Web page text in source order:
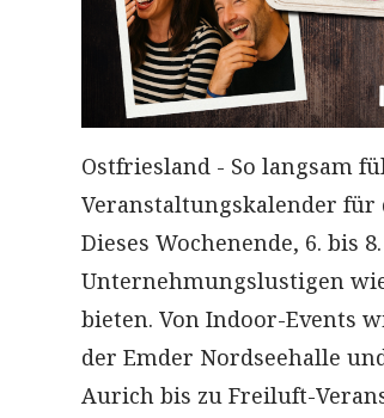
Ostfriesland - So langsam
Veranstaltungskalender für
Dieses Wochenende, 6. bis
Unternehmungslustigen
bieten. Von Indoor-Events
der Emder Nordseehalle
Aurich bis zu Freiluft-